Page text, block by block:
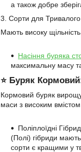
а також добре
3. Сорти для Тривалого
Мають високу щільність
Насіння буряка
максимальну масу
⭐ Буряк
Кормовий буряк
маси з високим
Поліплоїдні
(Полі) гібриди
сорти є кращими у